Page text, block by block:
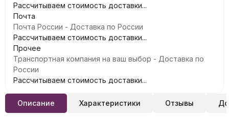
Рассчитываем стоимость доставки...
Почта
Почта России - Доставка по России
Рассчитываем стоимость доставки...
Прочее
Транспортная компания на ваш выбор - Доставка по
России
Рассчитываем стоимость доставки...
Описание Характеристики Отзывы